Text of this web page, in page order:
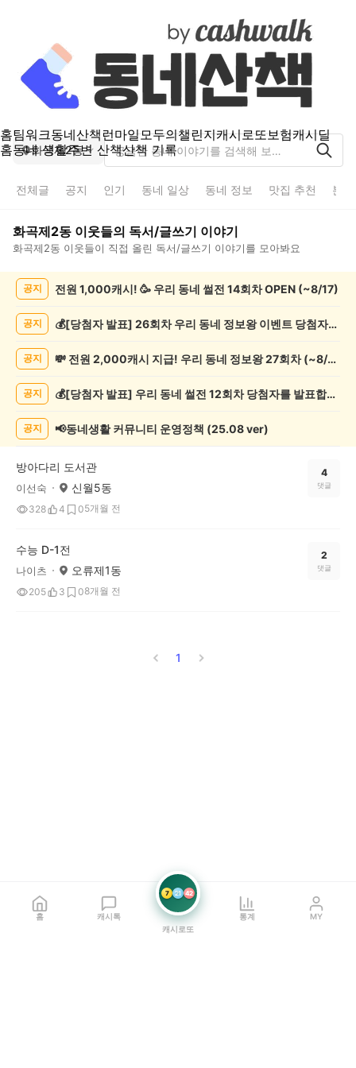
홈팀워크동네산책 런마일모두의챌린지캐시로또보험캐시딜
홈동네 생활주변 산책산책 기록
화곡제2동
전체글 공지 인기 동네 일상 동네 정보 맛집 추천 분
화곡제2동 이웃들의 독서/글쓰기 이야기
화곡제2동 이웃들이 직접 올린 독서/글쓰기 이야기를 모아봐요
서/
시
공지 전원 1,000캐시! 🥳 우리 동네 썰전 14회차 OPEN (~8/17)
공지 💰[당첨자 발표] 26회차 우리 동네 정보왕 이벤트 당첨자를 발표합니다!
공지 💸 전원 2,000캐시 지급! 우리 동네 정보왕 27회차 (~8/10)
공지 💰[당첨자 발표] 우리 동네 썰전 12회차 당첨자를 발표합니다!
공지 📢동네생활 커뮤니티 운영정책 (25.08 ver)
방아다리 도서관
이선숙 신월5동
328 4 05개월 전
4
댓글
수능 D-1전
나이츠 오류제1동
205 3 08개월 전
2
댓글
1
홈 캐시톡
7 21 42
캐시로또
통계 MY